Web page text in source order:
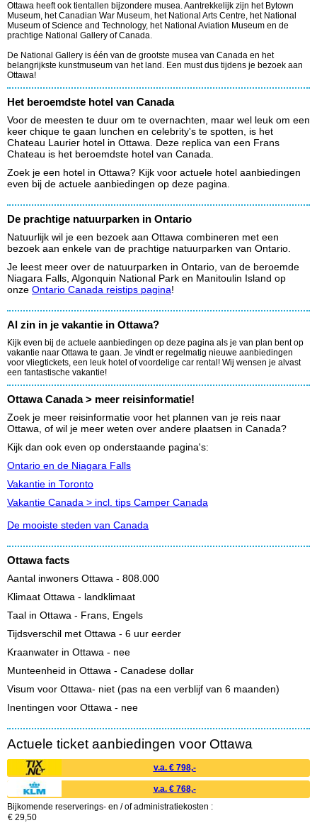
Ottawa heeft ook tientallen bijzondere musea. Aantrekkelijk zijn het Bytown
Museum, het Canadian War Museum, het National Arts Centre, het National
Museum of Science and Technology, het National Aviation Museum en de
prachtige National Gallery of Canada.
De National Gallery is één van de grootste musea van Canada en het
belangrijkste kunstmuseum van het land. Een must dus tijdens je bezoek aan
Ottawa!
Het beroemdste hotel van Canada
Voor de meesten te duur om te overnachten, maar wel leuk om een
keer chique te gaan lunchen en celebrity's te spotten, is het
Chateau Laurier hotel in Ottawa. Deze replica van een Frans
Chateau is het beroemdste hotel van Canada.
Zoek je een hotel in Ottawa? Kijk voor actuele hotel aanbiedingen
even bij de actuele aanbiedingen op deze pagina.
De prachtige natuurparken in Ontario
Natuurlijk wil je een bezoek aan Ottawa combineren met een
bezoek aan enkele van de prachtige natuurparken van Ontario.
Je leest meer over de natuurparken in Ontario, van de beroemde
Niagara Falls, Algonquin National Park en Manitoulin Island op
onze Ontario Canada reistips pagina!
Al zin in je vakantie in Ottawa?
Kijk even bij de actuele aanbiedingen op deze pagina als je van plan bent op
vakantie naar Ottawa te gaan. Je vindt er regelmatig nieuwe aanbiedingen
voor vliegtickets, een leuk hotel of voordelige car rental! Wij wensen je alvast
een fantastische vakantie!
Ottawa Canada > meer reisinformatie!
Zoek je meer reisinformatie voor het plannen van je reis naar
Ottawa, of wil je meer weten over andere plaatsen in Canada?
Kijk dan ook even op onderstaande pagina's:
Ontario en de Niagara Falls
Vakantie in Toronto
Vakantie Canada > incl. tips Camper Canada
De mooiste steden van Canada
Ottawa facts
Aantal inwoners Ottawa - 808.000
Klimaat Ottawa - landklimaat
Taal in Ottawa - Frans, Engels
Tijdsverschil met Ottawa - 6 uur eerder
Kraanwater in Ottawa - nee
Munteenheid in Ottawa - Canadese dollar
Visum voor Ottawa- niet (pas na een verblijf van 6 maanden)
Inentingen voor Ottawa - nee
Actuele ticket aanbiedingen voor Ottawa
v.a. € 798,-
v.a. € 768,-
Bijkomende reserverings- en / of administratiekosten :
€ 29,50